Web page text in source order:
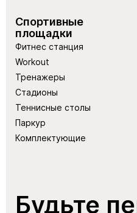
Спортивные
площадки
Фитнес станция
Workout
Тренажеры
Стадионы
Теннисные столы
Паркур
Комплектующие
Будьте